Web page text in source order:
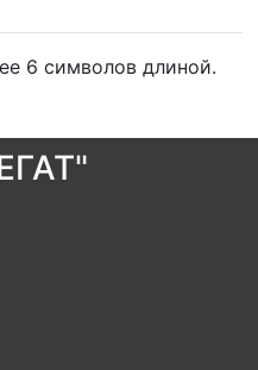
6 символов длиной.